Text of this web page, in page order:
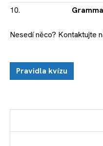
10.
Nesedí něco? Kontaktujte
Pravidla kvízu